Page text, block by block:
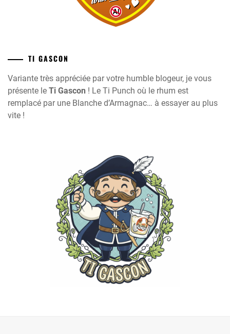
TI GASCON
Variante très appréciée par votre humble blogeur, je vous
présente le Ti Gascon ! Le Ti Punch où le rhum est
remplacé par une Blanche d’Armagnac… à essayer au plus
vite !